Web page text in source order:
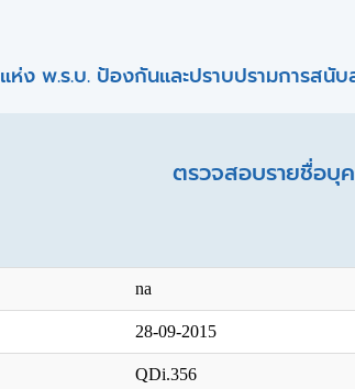
แห่ง พ.ร.บ. ป้องกันและปราบปรามการสนั
ตรวจสอบรายชื่อบุ
na
28-09-2015
QDi.356